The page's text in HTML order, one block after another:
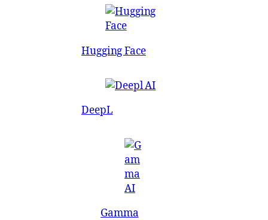
Hugging Face
DeepL
Gamma